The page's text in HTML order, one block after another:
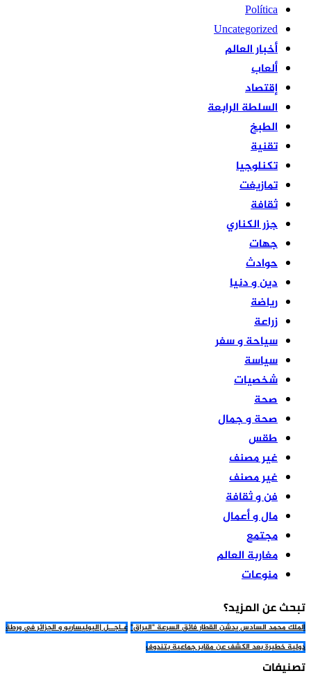
Política
Uncategorized
أخبار العالم
ألعاب
إقتصاد
السلطة الرابعة
الطبخ
تقنية
تكنلوجيا
تمازيغت
ثقافة
جزر الكناري
جهات
حوادث
دين و دنيا
رياضة
زراعة
سياحة و سفر
سياسة
شخصيات
صحة
صحة و جمال
طقس
غير مصنف
غير مصنف
فن و ثقافة
مال و أعمال
مجتمع
مغاربة العالم
منوعات
تبحث عن المزيد؟
الملك محمد السادس يدشن القطار فائق السرعة "البراق" عـاجــل |البوليساريو و الجزائر في ورطة
دولية خطيرة بعد الكشف عن مقابر جماعية بتندوف
تصنيفات